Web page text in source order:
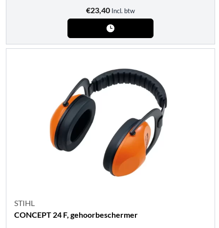
€23,40 Incl. btw
STIHL
CONCEPT 24 F, gehoorbeschermer